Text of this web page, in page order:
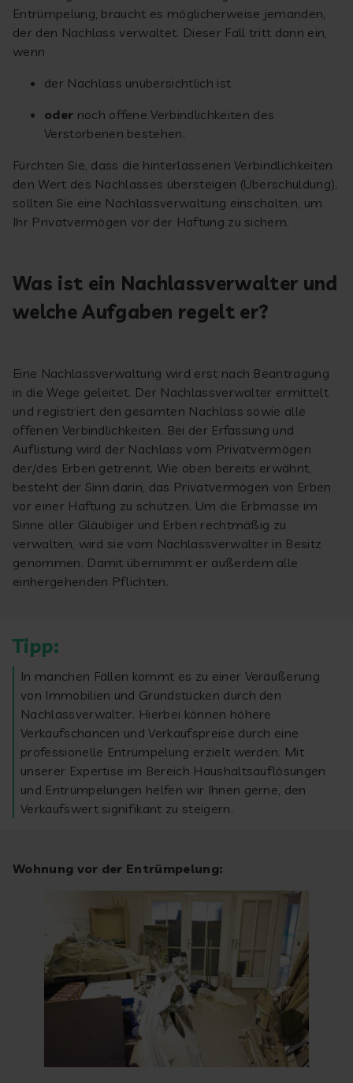
Entrümpelung, braucht es möglicherweise jemanden,
der den Nachlass verwaltet. Dieser Fall tritt dann ein,
wenn
der Nachlass unübersichtlich ist
oder noch offene Verbindlichkeiten des
Verstorbenen bestehen.
Fürchten Sie, dass die hinterlassenen Verbindlichkeiten
den Wert des Nachlasses übersteigen (Überschuldung),
sollten Sie eine Nachlassverwaltung einschalten, um
Ihr Privatvermögen vor der Haftung zu sichern.
Was ist ein Nachlassverwalter und
welche Aufgaben regelt er?
Eine Nachlassverwaltung wird erst nach Beantragung
in die Wege geleitet. Der Nachlassverwalter ermittelt
und registriert den gesamten Nachlass sowie alle
offenen Verbindlichkeiten. Bei der Erfassung und
Auflistung wird der Nachlass vom Privatvermögen
der/des Erben getrennt. Wie oben bereits erwähnt,
besteht der Sinn darin, das Privatvermögen von Erben
vor einer Haftung zu schützen. Um die Erbmasse im
Sinne aller Gläubiger und Erben rechtmäßig zu
verwalten, wird sie vom Nachlassverwalter in Besitz
genommen. Damit übernimmt er außerdem alle
einhergehenden Pflichten.
Tipp:
In manchen Fällen kommt es zu einer Veräußerung
von Immobilien und Grundstücken durch den
Nachlassverwalter. Hierbei können höhere
Verkaufschancen und Verkaufspreise durch eine
professionelle Entrümpelung erzielt werden. Mit
unserer Expertise im Bereich Haushaltsauflösungen
und Entrümpelungen helfen wir Ihnen gerne, den
Verkaufswert signifikant zu steigern.
Wohnung vor der Entrümpelung: